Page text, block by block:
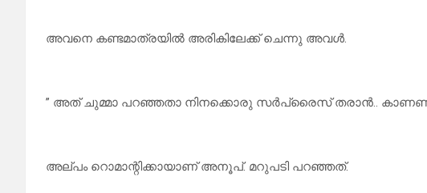
അവനെ കണ്ടമാത്രയിൽ അരികിലേക്ക് ചെന്നു അവൾ.
” അത് ചുമ്മാ പറഞ്ഞതാ നിനക്കൊരു സർപ്രൈസ് തരാൻ.. കാണണം
അല്പം റൊമാന്റിക്കായാണ് അനൂപ്. മറുപടി പറഞ്ഞത്.